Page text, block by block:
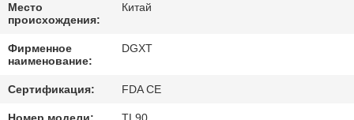
КОНТАКТНЫЕ
ДАННЫЕ
ОТПРАВИТЬ
Место
происхождения:
Китай
Фирменное
наименование:
DGXT
Сертификация: FDA CE